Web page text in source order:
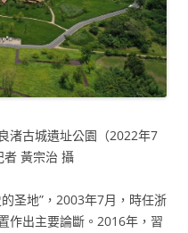
渚古城遺址公園（2022年7
者 黃宗治 攝
圣地”，2003年7月，時任浙
作出主要論斷。2016年，習